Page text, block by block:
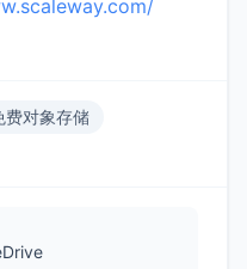
费对象存储